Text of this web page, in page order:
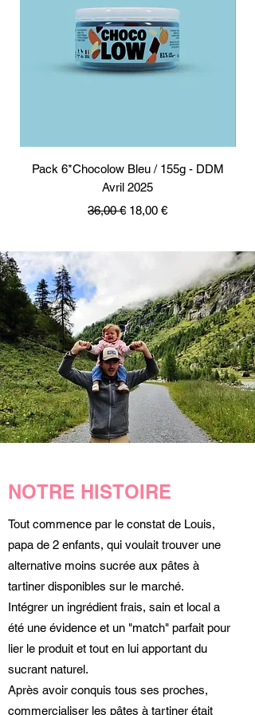
Pack 6*Chocolow Bleu / 155g - DDM
Avril 2025
Prix original
36,00 € Prix promotionnel
18,00 €
NOTRE HISTOIRE
Tout commence par le constat de Louis,
papa de 2 enfants, qui voulait trouver une
alternative moins sucrée aux pâtes à
tartiner disponibles sur le marché.
Intégrer un ingrédient frais, sain et local a
été une évidence et un "match" parfait pour
lier le produit et tout en lui apportant du
sucrant naturel.
Après avoir conquis tous ses proches,
commercialiser les pâtes à tartiner était